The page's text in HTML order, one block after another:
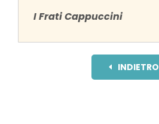
I Frati Cappuccini
INDIETRO